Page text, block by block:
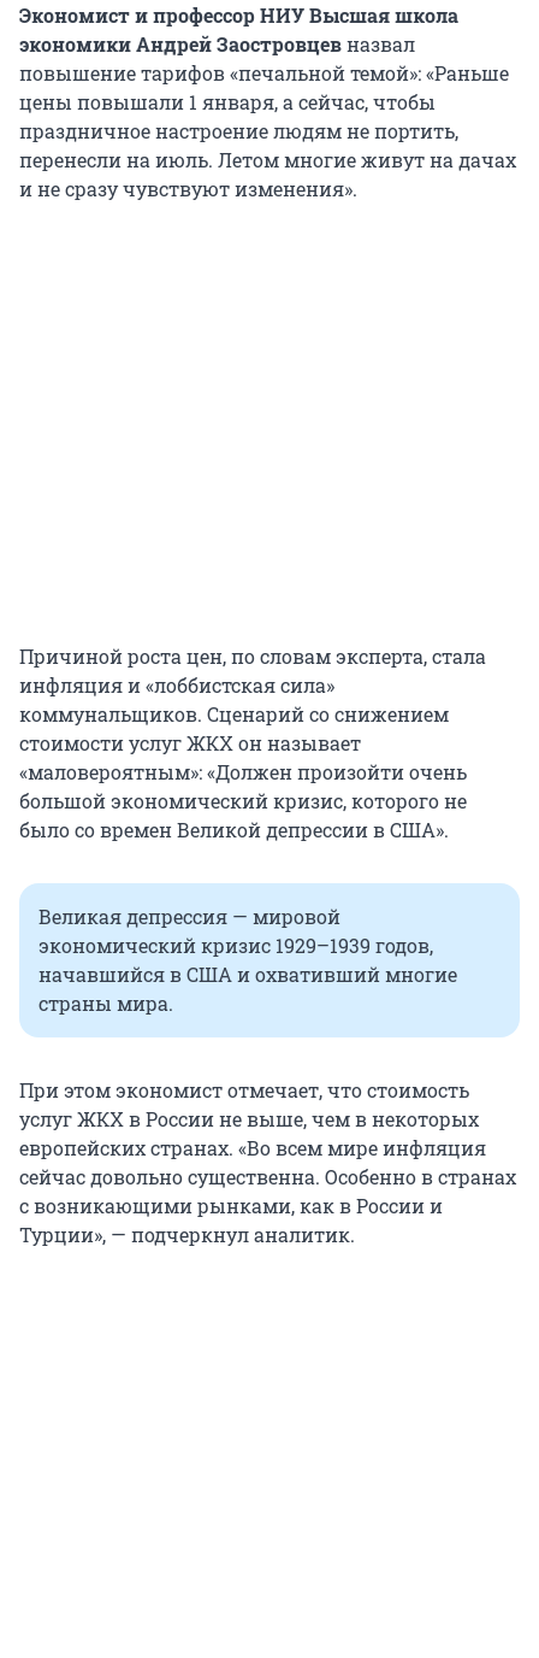
Экономист и профессор НИУ Высшая школа
экономики Андрей Заостровцевназвал
повышение тарифов «печальной темой»: «Раньше
цены повышали 1 января, а сейчас, чтобы
праздничное настроение людям не портить,
перенесли на июль. Летом многие живут на дачах
и не сразу чувствуют изменения».
Причиной роста цен, по словам эксперта, стала
инфляция и «лоббистская сила»
коммунальщиков. Сценарий со снижением
стоимости услуг ЖКХ он называет
«маловероятным»: «Должен произойти очень
большой экономический кризис, которого не
было со времен Великой депрессии в США».
Великая депрессия — мировой
экономический кризис 1929–1939 годов,
начавшийся в США и охвативший многие
страны мира.
При этом экономист отмечает, что стоимость
услуг ЖКХ в России не выше, чем в некоторых
европейских странах. «Во всем мире инфляция
сейчас довольно существенна. Особенно в странах
с возникающими рынками, как в России и
Турции», — подчеркнул аналитик.